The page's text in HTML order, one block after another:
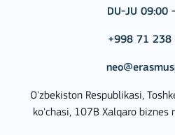
DU-JU 09:00
+998 71 238
O'zbekiston Respublikasi,
ko'chasi, 107B Xalqaro biznes